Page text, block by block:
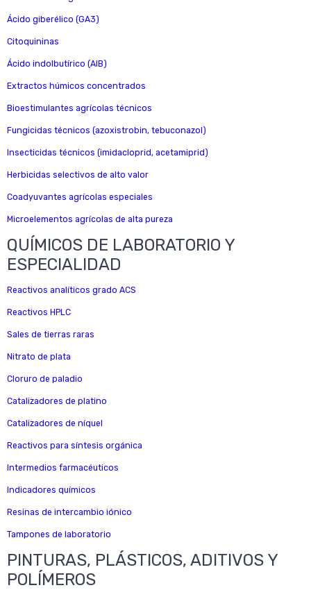
Ácido giberélico (GA3)
Citoquininas
Ácido indolbutírico (AIB)
Extractos húmicos concentrados
Bioestimulantes agrícolas técnicos
Fungicidas técnicos (azoxistrobin, tebuconazol)
Insecticidas técnicos (imidacloprid, acetamiprid)
Herbicidas selectivos de alto valor
Coadyuvantes agrícolas especiales
Microelementos agrícolas de alta pureza
QUÍMICOS DE LABORATORIO Y
ESPECIALIDAD
Reactivos analíticos grado ACS
Reactivos HPLC
Sales de tierras raras
Nitrato de plata
Cloruro de paladio
Catalizadores de platino
Catalizadores de níquel
Reactivos para síntesis orgánica
Intermedios farmacéuticos
Indicadores químicos
Resinas de intercambio iónico
Tampones de laboratorio
PINTURAS, PLÁSTICOS, ADITIVOS Y
POLÍMEROS